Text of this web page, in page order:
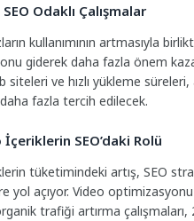
Odaklı Çalışmalar
kullanımının artmasıyla
giderek daha fazla önem
siteleri ve hızlı yükleme
fazla tercih edilecek.
İçeriklerin SEO’daki Rolü
tüketimindeki artış, SEO
yol açıyor. Video
trafiği artırma çalışmaları,